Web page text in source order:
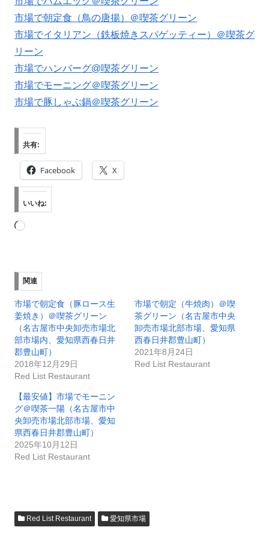
市場で朝定食（鳥の唐揚）＠喫茶グリーン
市場でイタリアン（鉄板焼きスパゲッティー）＠喫茶グ
リーン
市場でハンバーグ@喫茶グリーン
市場でモーニング＠喫茶グリーン
市場で豚しゃぶ鍋＠喫茶グリーン
共有:
Facebook X
いいね:
読
み
関連
市場で朝定食（豚ロース生
姜焼き）＠喫茶グリーン
（名古屋市中央卸売市場北
部市場内、愛知県西春日井
郡豊山町）
2018年12月29日
Red List Restaurant
市場で朝定（牛焼肉）＠喫
茶グリーン（名古屋市中央
卸売市場北部市場、愛知県
西春日井郡豊山町）
2021年8月24日
Red List Restaurant
【最安値】市場でモーニン
グ＠喫茶一陽（名古屋市中
央卸売市場北部市場、愛知
県西春日井郡豊山町）
2025年10月12日
Red List Restaurant
Red List Restaurant 愛知県市場